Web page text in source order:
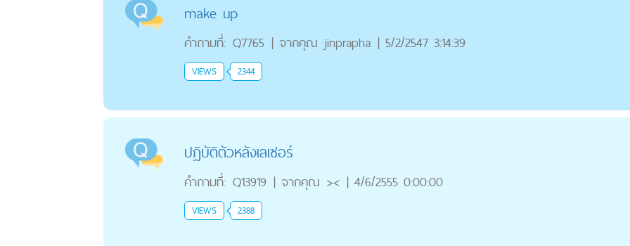
make up
คำถามที่: Q7765 | จากคุณ jinprapha | 5/2/2547 3:14:39
VIEWS 2344
ปฏิบัติตัวหลังเลเซอร์
คำถามที่: Q13919 | จากคุณ >< | 4/6/2555 0:00:00
VIEWS 2388